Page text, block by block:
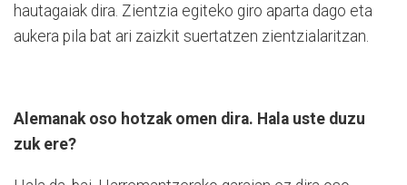
hautagaiak dira. Zientzia egiteko giro aparta dago eta
aukera pila bat ari zaizkit suertatzen zientzialaritzan.
Alemanak oso hotzak omen dira. Hala uste duzu
zuk ere?